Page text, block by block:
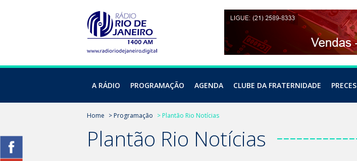
A RÁDIO PROGRAMAÇÃO AGENDA CLUBE DA FRATERNIDADE PRECES
Home > Programação > Plantão Rio Notícias
Plantão Rio Notícias